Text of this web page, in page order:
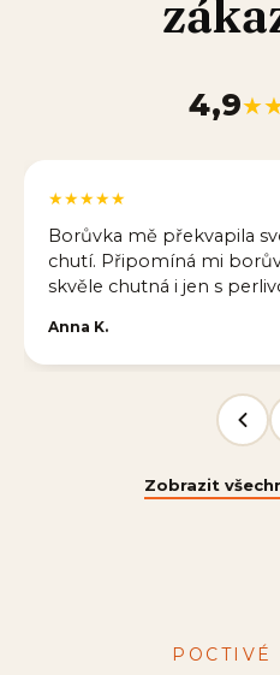
4,9
★★★★★
Borůvka mě překvapila
chutí. Připomíná mi
skvěle chutná i jen s
Anna K.
Zobrazit
POCTIVÉ